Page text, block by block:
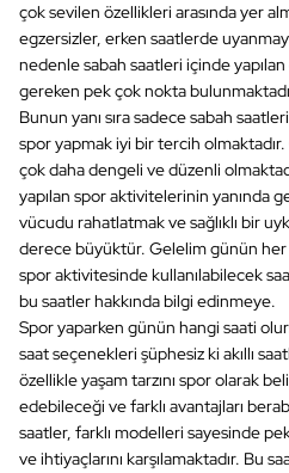
çok sevilen özellikleri arasında yer
egzersizler, erken saatlerde
nedenle sabah saatleri içinde
gereken pek çok nokta
Bunun yanı sıra sadece sabah
spor yapmak iyi bir tercih olmaktadır.
çok daha dengeli ve düzenli
yapılan spor aktivitelerinin yanında
vücudu rahatlatmak ve sağlıklı bir
derece büyüktür. Gelelim günün her
spor aktivitesinde kullanılabilecek
bu saatler hakkında bilgi edinmeye.
Spor yaparken günün hangi saati
saat seçenekleri şüphesiz ki akıllı
özellikle yaşam tarzını spor olarak
edebileceği ve farklı avantajları
saatler, farklı modelleri sayesinde
ve ihtiyaçlarını karşılamaktadır. Bu